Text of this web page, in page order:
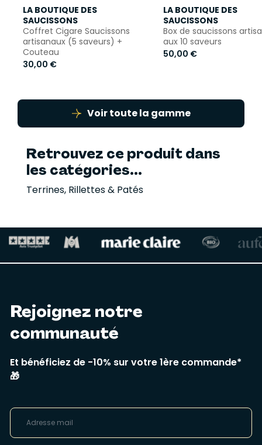
LA BOUTIQUE DES
SAUCISSONS
Coffret Cigare Saucissons
artisanaux (5 saveurs) +
Couteau
30,00 €
LA BOUTIQUE DES
SAUCISSONS
Box de saucissons
aux 10 saveurs
50,00 €
Voir toute la gamme
Retrouvez ce produit dans
les catégories...
Terrines, Rillettes & Patés
Rejoignez notre
communauté
Et bénéficiez de -10% sur votre 1ère commande*
🎁